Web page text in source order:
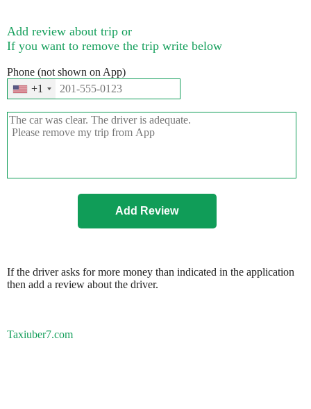
Add review about trip or
If you want to remove the trip write below
Phone (not shown on App)
+1
If the driver asks for more money than indicated in the application
then add a review about the driver.
Taxiuber7.com